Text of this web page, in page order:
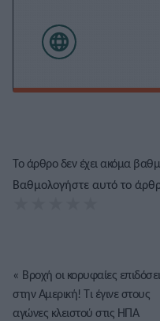
Το άρθρο δεν έχει ακόμα
Βαθμολογήστε αυτό το
« Βροχή οι κορυφαίες
στην Αμερική! Τι έγινε στους
αγώνες κλειστού στις ΗΠΑ